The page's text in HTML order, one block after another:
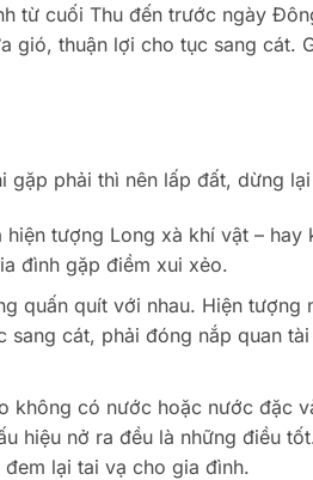
từ cuối Thu đến trước ngày
gió, thuận lợi cho tục sang cát.
phải thì nên lấp đất, dừng
tượng Long xà khí vật – hay
đình gặp điềm xui xẻo.
quấn quít với nhau. Hiện tượng
cát, phải đóng nắp quan
có nước hoặc nước đặc
hiệu nở ra đều là những điều
lại tai vạ cho gia đình.